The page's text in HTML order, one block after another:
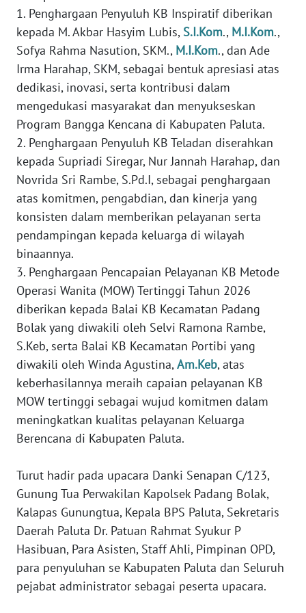
1. Penghargaan Penyuluh KB Inspiratif diberikan
kepada M. Akbar Hasyim Lubis, S.I.Kom., M.I.Kom.,
Sofya Rahma Nasution, SKM., M.I.Kom., dan Ade
Irma Harahap, SKM, sebagai bentuk apresiasi atas
dedikasi, inovasi, serta kontribusi dalam
mengedukasi masyarakat dan menyukseskan
Program Bangga Kencana di Kabupaten Paluta.⁣
2. Penghargaan Penyuluh KB Teladan diserahkan
kepada Supriadi Siregar, Nur Jannah Harahap, dan
Novrida Sri Rambe, S.Pd.I, sebagai penghargaan
atas komitmen, pengabdian, dan kinerja yang
konsisten dalam memberikan pelayanan serta
pendampingan kepada keluarga di wilayah
binaannya.⁣
3. Penghargaan Pencapaian Pelayanan KB Metode
Operasi Wanita (MOW) Tertinggi Tahun 2026
diberikan kepada Balai KB Kecamatan Padang
Bolak yang diwakili oleh Selvi Ramona Rambe,
S.Keb, serta Balai KB Kecamatan Portibi yang
diwakili oleh Winda Agustina,Am.Keb, atas
keberhasilannya meraih capaian pelayanan KB
MOW tertinggi sebagai wujud komitmen dalam
meningkatkan kualitas pelayanan Keluarga
Berencana di Kabupaten Paluta.⁣
Turut hadir pada upacara Danki Senapan C/123,
Gunung Tua Perwakilan Kapolsek Padang Bolak,
Kalapas Gunungtua, Kepala BPS Paluta, Sekretaris
Daerah Paluta Dr. Patuan Rahmat Syukur P
Hasibuan, Para Asisten, Staff Ahli, Pimpinan OPD,
para penyuluhan se Kabupaten Paluta dan Seluruh
pejabat administrator sebagai peserta upacara.⁣
KALTARA
WN
KALSEL
KALTIM
WN
SULSEL
WN
GORONTALO
WN
MALUKU
WN
MALUT
WN
DAIRI
TOBA
WN
NIAS
WN
LANGKAT